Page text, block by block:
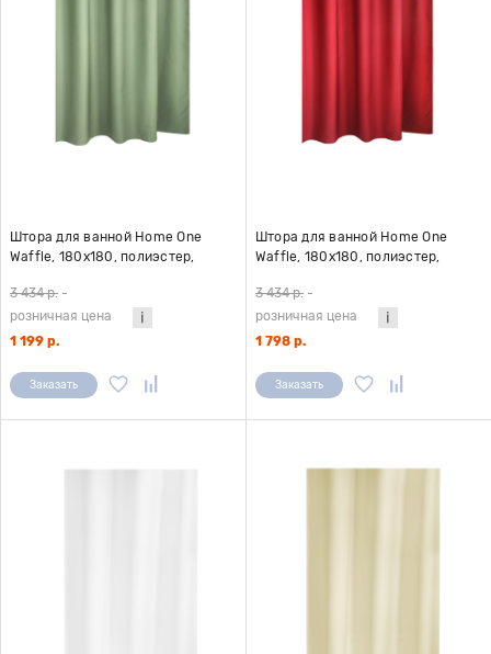
Штора для ванной Home One
Waffle, 180х180, полиэстер,
3 434 р. -
розничная цена
1 199 р.
Заказать
Штора для ванной Home One
Waffle, 180х180, полиэстер,
3 434 р. -
розничная цена
1 798 р.
Заказать